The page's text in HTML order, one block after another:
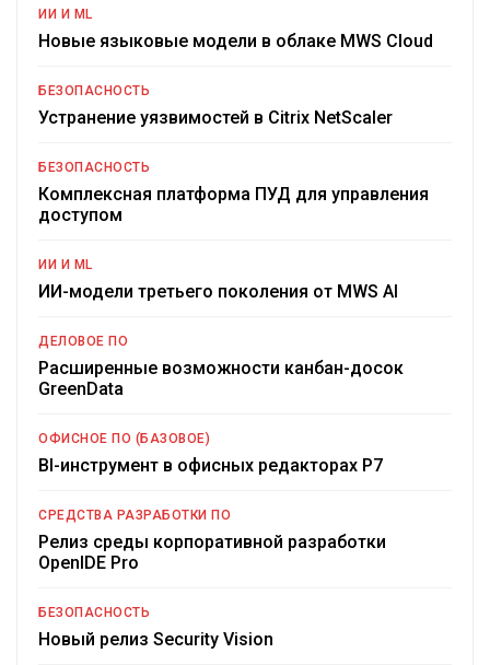
ИИ И ML
Новые языковые модели в облаке MWS Cloud
БЕЗОПАСНОСТЬ
Устранение уязвимостей в Citrix NetScaler
БЕЗОПАСНОСТЬ
Комплексная платформа ПУД для управления
доступом
ИИ И ML
ИИ-модели третьего поколения от MWS AI
ДЕЛОВОЕ ПО
Расширенные возможности канбан-досок
GreenData
ОФИСНОЕ ПО (БАЗОВОЕ)
BI-инструмент в офисных редакторах Р7
СРЕДСТВА РАЗРАБОТКИ ПО
Релиз среды корпоративной разработки
OpenIDE Pro
БЕЗОПАСНОСТЬ
Новый релиз Security Vision